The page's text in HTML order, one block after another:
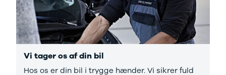
Vi tager os af din bil
Hos os er din bil i trygge hænder. Vi sikrer fuld